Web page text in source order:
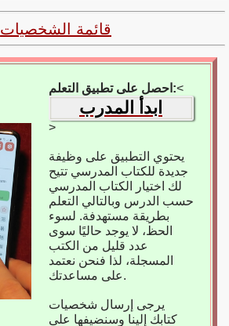
قائمة الشخصيات
احصل على تطبيق التعلم:<
ابدأ المدرب
>
يحتوي التطبيق على وظيفة
جديدة للكتاب المدرسي تتيح
لك اختيار الكتاب المدرسي
حسب الدرس وبالتالي التعلم
بطريقة مستهدفة. لسوء
الحظ، لا يوجد حاليًا سوى
عدد قليل من الكتب
المسجلة، لذا فنحن نعتمد
على مساعدتك.
يرجى إرسال شخصيات
كتابك إلينا وسنضيفها على